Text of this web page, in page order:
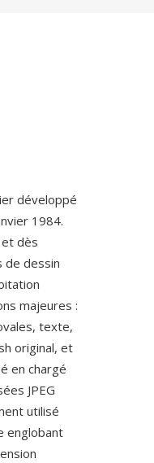
développé
1984.
dès
de dessin
majeures :
texte,
original, et
en chargé
JPEG
utilisé
englobant